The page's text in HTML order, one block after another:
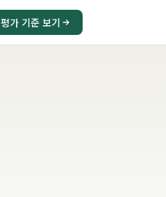
평가 기준 보기